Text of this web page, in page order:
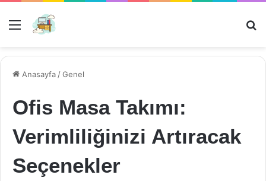
Menü
Anasayfa /Genel
Ofis Masa Takımı:
Verimliliğinizi Artıracak
Seçenekler